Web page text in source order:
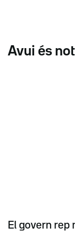
Avui és
El govern rep